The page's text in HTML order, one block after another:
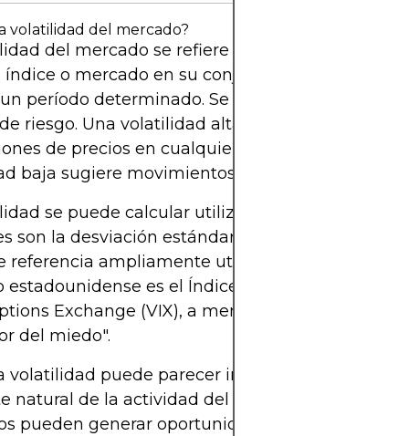
volatilidad del mercado?
del mercado se refiere a la tasa a la que el
índice o mercado en su conjunto aumenta o
período determinado. Se utiliza comúnmente
riesgo. Una volatilidad alta indica grandes
de precios en cualquier dirección, mientras
baja sugiere movimientos de precios más
se puede calcular utilizando varias
son la desviación estándar y el coeficiente
referencia ampliamente utilizado para la
estadounidense es el Índice de Volatilidad del
Exchange (VIX), a menudo denominado el
del miedo".
volatilidad puede parecer intrínsecamente
natural de la actividad del mercado. Las
pueden generar oportunidades, así como